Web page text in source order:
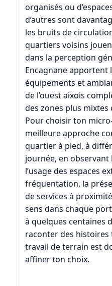
organisés ou
d’autres sont
les bruits de
quartiers voisins
dans la perception
Encagnaneapportent
équipements et
de l’ouest aixois
des zones plus
Pour choisir ton
meilleure approche
quartier à pied, à
journée, en observant
l’usage des espaces
fréquentation, la
de services à
sens dans chaque
à quelques centaines
raconter des
travail de terrain est
affiner ton choix.